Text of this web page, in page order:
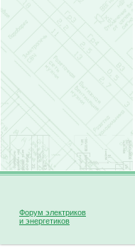
Форум электриков
и энергетиков